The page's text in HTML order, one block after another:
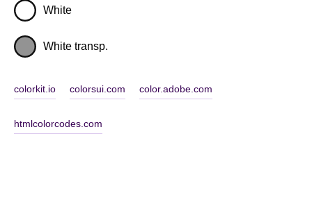
White
White transp.
colorkit.io colorsui.com color.adobe.com
htmlcolorcodes.com